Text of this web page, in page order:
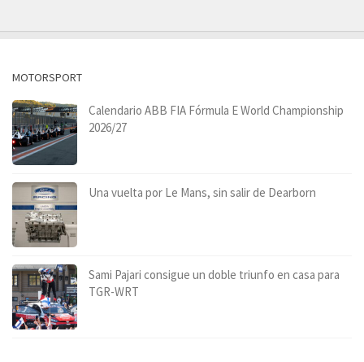
MOTORSPORT
Calendario ABB FIA Fórmula E World Championship
2026/27
Una vuelta por Le Mans, sin salir de Dearborn
Sami Pajari consigue un doble triunfo en casa para
TGR-WRT